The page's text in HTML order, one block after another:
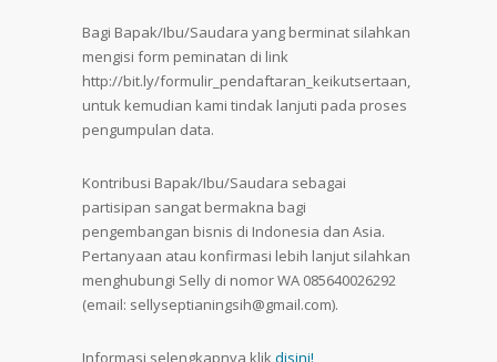
Bagi Bapak/Ibu/Saudara yang berminat silahkan
mengisi form peminatan di link
http://bit.ly/formulir_pendaftaran_keikutsertaan,
untuk kemudian kami tindak lanjuti pada proses
pengumpulan data.
Kontribusi Bapak/Ibu/Saudara sebagai
partisipan sangat bermakna bagi
pengembangan bisnis di Indonesia dan Asia.
Pertanyaan atau konfirmasi lebih lanjut silahkan
menghubungi Selly di nomor WA 085640026292
(email: sellyseptianingsih@gmail.com).
Informasi selengkapnya klikdisini!